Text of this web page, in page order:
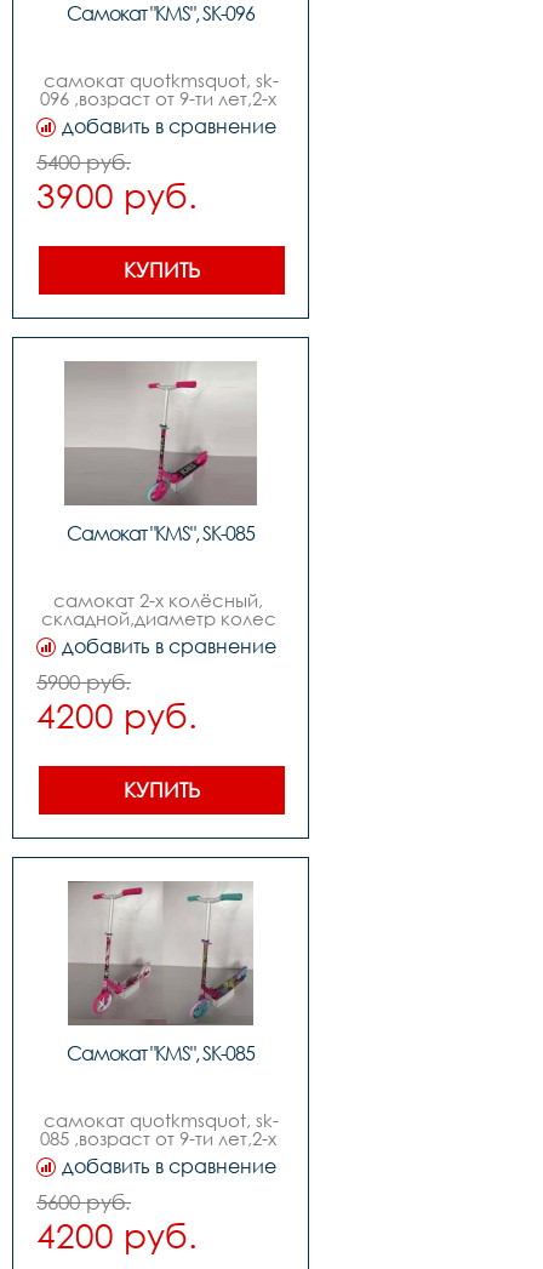
Самокат "KMS", SK-096
самокат quotkmsquot, sk-
096 ,возраст от 9-ти лет,2-х
колесный,диаметр колес
170мм ,руль с
регулировкой, изогнутый
quotbird typequot,без
индивидуальной
упаковки,складной
добавить в сравнение
5400 руб.
3900 руб.
КУПИТЬ
Самокат "KMS", SK-085
самокат 2-х колёсный,
складной,диаметр колес
210мм ,возраст от 9-ти лет
добавить в сравнение
5900 руб.
4200 руб.
КУПИТЬ
Самокат "KMS", SK-085
самокат quotkmsquot, sk-
085 ,возраст от 9-ти лет,2-х
колесный ,диаметр колес
210мм ,руль с
регулировкой, изогнутый
quotbird typequot,без
индивидуальной упаковки
,складной.
добавить в сравнение
5600 руб.
4200 руб.